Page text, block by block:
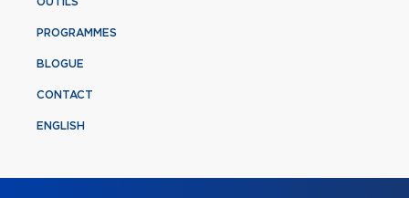
PROGRAMMES
BLOGUE
CONTACT
ENGLISH